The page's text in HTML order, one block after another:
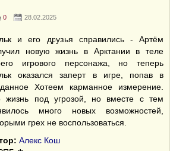
0 28.02.2025
и его друзья справились - Артём
новую жизнь в Арктании в теле
игрового персонажа, но теперь
оказался заперт в игре, попав в
Хотеем карманное измерение.
жизнь под угрозой, но вместе с тем
много новых возможностей,
грех не воспользоваться.
Алекс Кош